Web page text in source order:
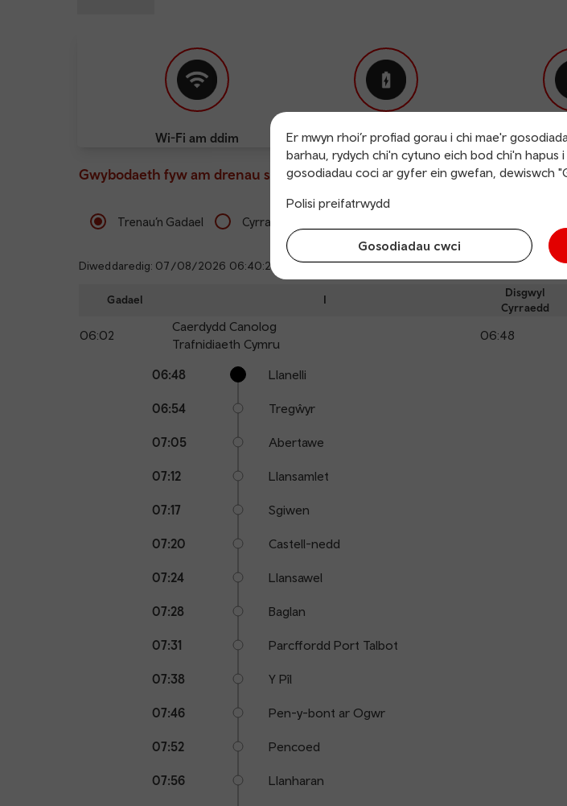
Er mwyn rhoi’r profiad gorau i chi mae'r
barhau, rydych chi'n cytuno eich bod chi'n hapus
gosodiadau coci ar gyfer ein gwefan, dewiswch
Polisi preifatrwydd
Gosodiadau cwci
Wi-Fi am ddim Pwyntiau gwefru
Gwybodaeth fyw am drenau sy’n gadael ac yn cyrraedd
Trenau’n Gadael Cyrraedd
Diweddaredig: 07/08/2026 06:40:27
Gadael I
Disgwyl
Cyrraedd
06:02
Caerdydd Canolog
Trafnidiaeth Cymru
06:48
points
Arrival
Station
06:48 Llanelli
06:54 Tregŵyr
07:05 Abertawe
07:12 Llansamlet
07:17 Sgiwen
07:20 Castell-nedd
07:24 Llansawel
07:28 Baglan
07:31 Parcffordd Port Talbot
07:38 Y Pîl
07:46 Pen-y-bont ar Ogwr
07:52 Pencoed
07:56 Llanharan